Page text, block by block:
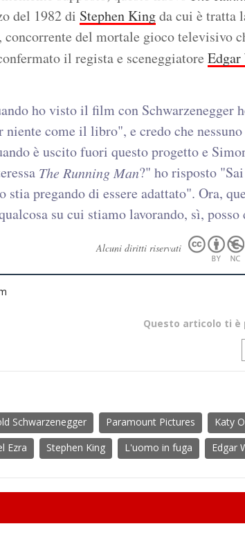
del 1982 di Stephen Kingda cui è tratta
del mortale gioco televisivo
il regista e sceneggiatore
ho visto il film con Schwarzenegger
niente come il libro", e credo che
è uscito fuori questo progetto e
The Running Man?" ho risposto
stia pregando di essere adattato". Ora,
su cui stiamo lavorando, sì,
Alcuni diritti riservati
Questo articolo ti è
Schwarzenegger Paramount Pictures
Katy
Ezra Stephen King L'uomo in fuga Edgar